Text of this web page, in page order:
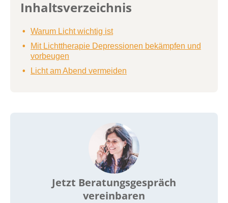
Inhaltsverzeichnis
Warum Licht wichtig ist
Mit Lichttherapie Depressionen bekämpfen und
vorbeugen
Licht am Abend vermeiden
Jetzt Beratungsgespräch
vereinbaren